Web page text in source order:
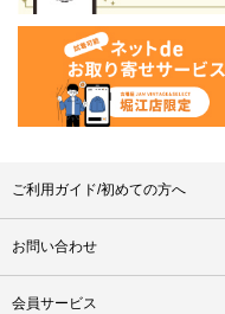
ご利用ガイド/初めての方へ
お問い合わせ
会員サービス